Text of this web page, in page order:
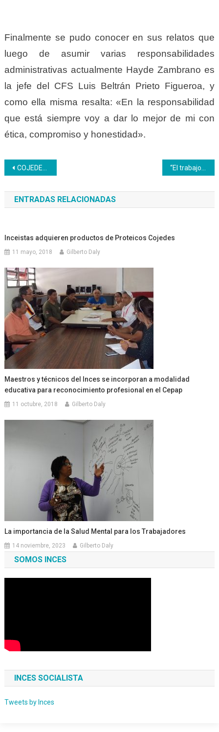
Finalmente se pudo conocer en sus relatos que
luego de asumir varias responsabilidades
administrativas actualmente Hayde Zambrano es
la jefe del CFS Luis Beltrán Prieto Figueroa, y
como ella misma resalta: «En la responsabilidad
que está siempre voy a dar lo mejor de mi con
ética, compromiso y honestidad».
Navegación
de
entradas
COJEDES | Unidad Curricular Legislación Educativa se imparte en el Plan de Formación de Facilitadores “El trabajo brinda oportunidades para edificar y aportar soluciones para una mejor Venezuela»
ENTRADAS RELACIONADAS
Inceistas adquieren productos de Proteicos Cojedes
11 mayo, 2018 Gilberto Daly
Maestros y técnicos del Inces se incorporan a modalidad
educativa para reconocimiento profesional en el Cepap
11 octubre, 2018 Gilberto Daly
La importancia de la Salud Mental para los Trabajadores
14 noviembre, 2023 Gilberto Daly
SOMOS INCES
INCES SOCIALISTA
Tweets by Inces